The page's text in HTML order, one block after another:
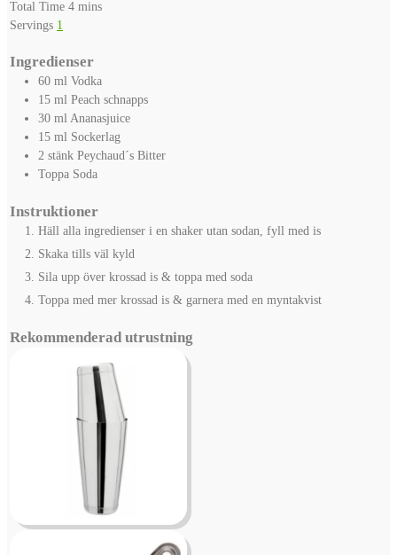
Total Time 4minutes
mins
Servings 1
Ingredienser
60 ml Vodka
15 ml Peach schnapps
30 mlAnanasjuice
15 ml Sockerlag
2 stänk Peychaud´s Bitter
Toppa Soda
Instruktioner
Häll alla ingredienser i en shaker utan sodan, fyll med is
Skaka tills väl kyld
Sila upp över krossad is & toppa med soda
Toppa med mer krossad is & garnera med en myntakvist
Rekommenderad utrustning